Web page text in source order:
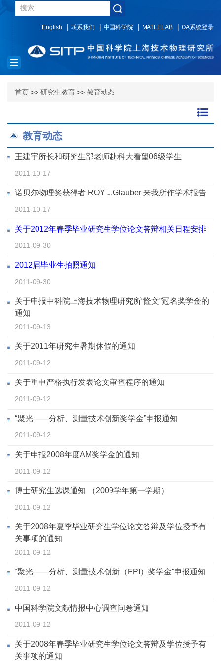
English 联系我们 中国科学院 MATLELAB OA系统登录
Toggle
navigation
首页 >> 研究生教育 >> 教育动态
教育动态
王建宇所长和研究生部老师赴科大看望06级学生
2011-10-17
诺贝尔物理奖获得者 ROY J.Glauber 来我所作学术报告
2011-10-17
关于2012年春季毕业研究生学位论文答辩相关日程安排
2011-09-30
2012届毕业生拍照通知
2011-09-30
关于申报中科院上海技术物理研究所“隆文”冠名奖学金的
通知
2011-09-13
关于2011年研究生暑期休假的通知
2011-09-12
关于重申严格执行发表论文审查程序的通知
2011-09-12
“聚光——分析、测量技术创新奖学金”申报通知
2011-09-12
关于申报2008年度AM奖学金的通知
2011-09-12
博士研究生选课通知 （2009学年第一学期）
2011-09-12
关于2008年夏季毕业研究生学位论文答辩及学位授予有
关事项的通知
2011-09-12
“聚光——分析、测量技术创新（FPI）奖学金”申报通知
2011-09-12
中国科学院文献情报中心调查问卷通知
2011-09-12
关于2008年春季毕业研究生学位论文答辩及学位授予有
关事项的通知